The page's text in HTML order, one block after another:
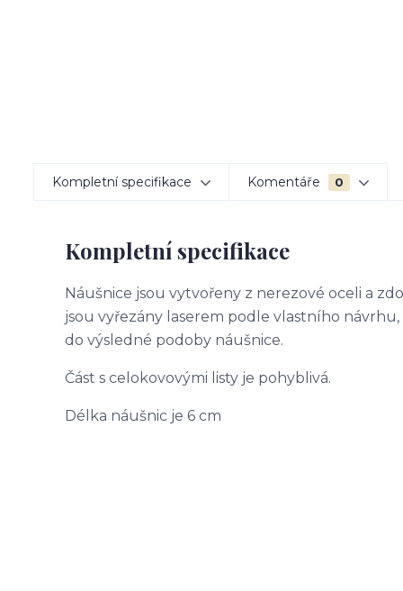
Kompletní specifikace Komentáře 0
Kompletní specifikace
Náušnice jsou vytvořeny z nerezové oceli a
jsou vyřezány laserem podle vlastního
do výsledné podoby náušnice.
Část s celokovovými listy je pohyblivá.
Délka náušnic je 6 cm